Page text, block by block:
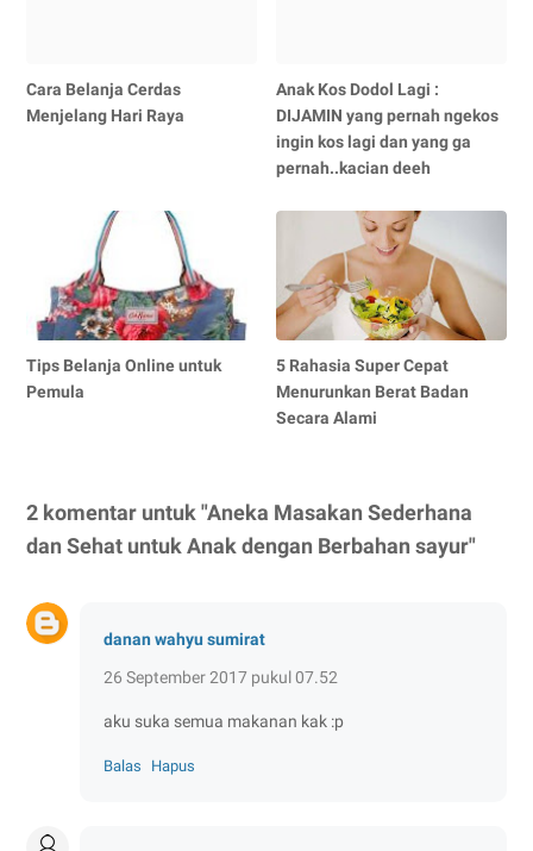
Cara Belanja Cerdas
Menjelang Hari Raya
Anak Kos Dodol Lagi :
DIJAMIN yang pernah ngekos
ingin kos lagi dan yang ga
pernah..kacian deeh
Tips Belanja Online untuk
Pemula
5 Rahasia Super Cepat
Menurunkan Berat Badan
Secara Alami
2 komentar untuk "Aneka Masakan Sederhana
dan Sehat untuk Anak dengan Berbahan sayur"
danan wahyu sumirat
26 September 2017 pukul 07.52
aku suka semua makanan kak :p
Balas Hapus